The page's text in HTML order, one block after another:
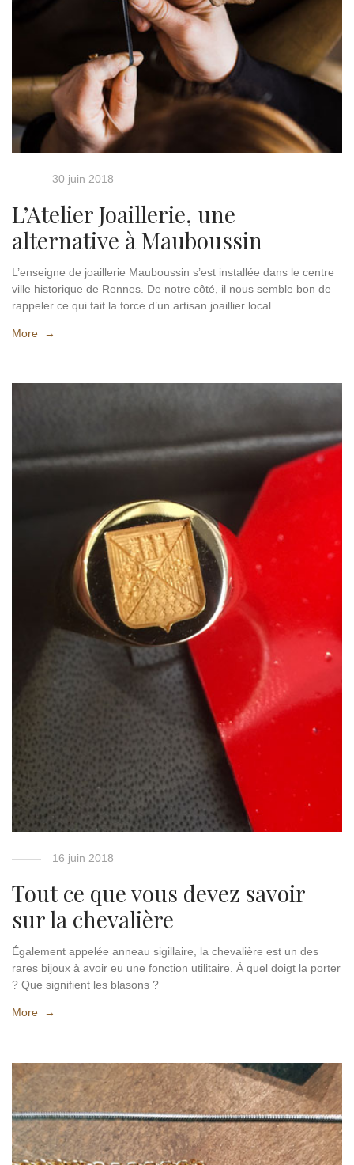
30 juin 2018
L’Atelier Joaillerie, une
alternative à Mauboussin
L’enseigne de joaillerie Mauboussin s’est installée dans le centre
ville historique de Rennes. De notre côté, il nous semble bon de
rappeler ce qui fait la force d’un artisan joaillier local.
More →
16 juin 2018
Tout ce que vous devez savoir
sur la chevalière
Également appelée anneau sigillaire, la chevalière est un des
rares bijoux à avoir eu une fonction utilitaire. À quel doigt la porter
? Que signifient les blasons ?
More →